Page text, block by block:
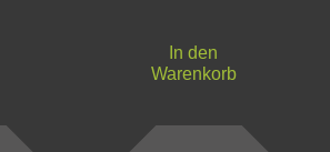
In den
Warenkorb